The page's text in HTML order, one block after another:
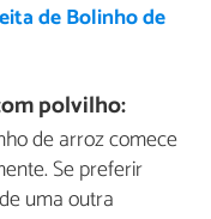
de Bolinho de
polvilho:
de arroz comece
Se preferir
uma outra